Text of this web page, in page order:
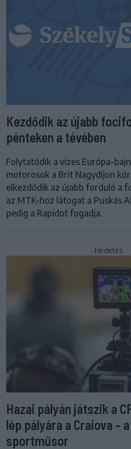
Kezdődik az újabb
pénteken a tévében
Folytatódik a vizes Európa-
motorosok a Brit Nagydíjon
elkezdődik az újabb forduló a
az MTK-hoz látogat a Puskás
pedig a Rapidot fogadja.
Hirdetés
Hazai pályán játszik a
lép pályára a Craiova –
sportműsor